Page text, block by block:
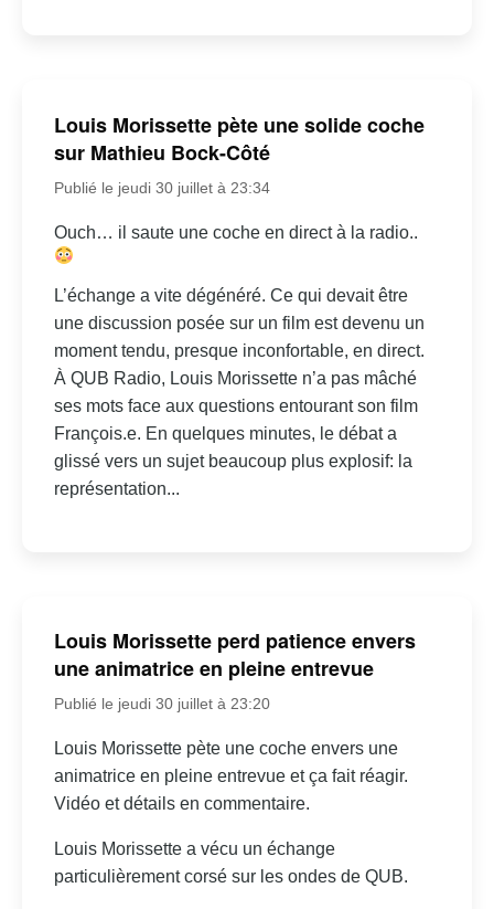
Louis Morissette pète une solide coche
sur Mathieu Bock-Côté
Publié le jeudi 30 juillet à 23:34
Ouch… il saute une coche en direct à la radio..
L’échange a vite dégénéré. Ce qui devait être
une discussion posée sur un film est devenu un
moment tendu, presque inconfortable, en direct.
À QUB Radio, Louis Morissette n’a pas mâché
ses mots face aux questions entourant son film
François.e. En quelques minutes, le débat a
glissé vers un sujet beaucoup plus explosif: la
représentation...
Louis Morissette perd patience envers
une animatrice en pleine entrevue
Publié le jeudi 30 juillet à 23:20
Louis Morissette pète une coche envers une
animatrice en pleine entrevue et ça fait réagir.
Vidéo et détails en commentaire.
Louis Morissette a vécu un échange
particulièrement corsé sur les ondes de QUB.